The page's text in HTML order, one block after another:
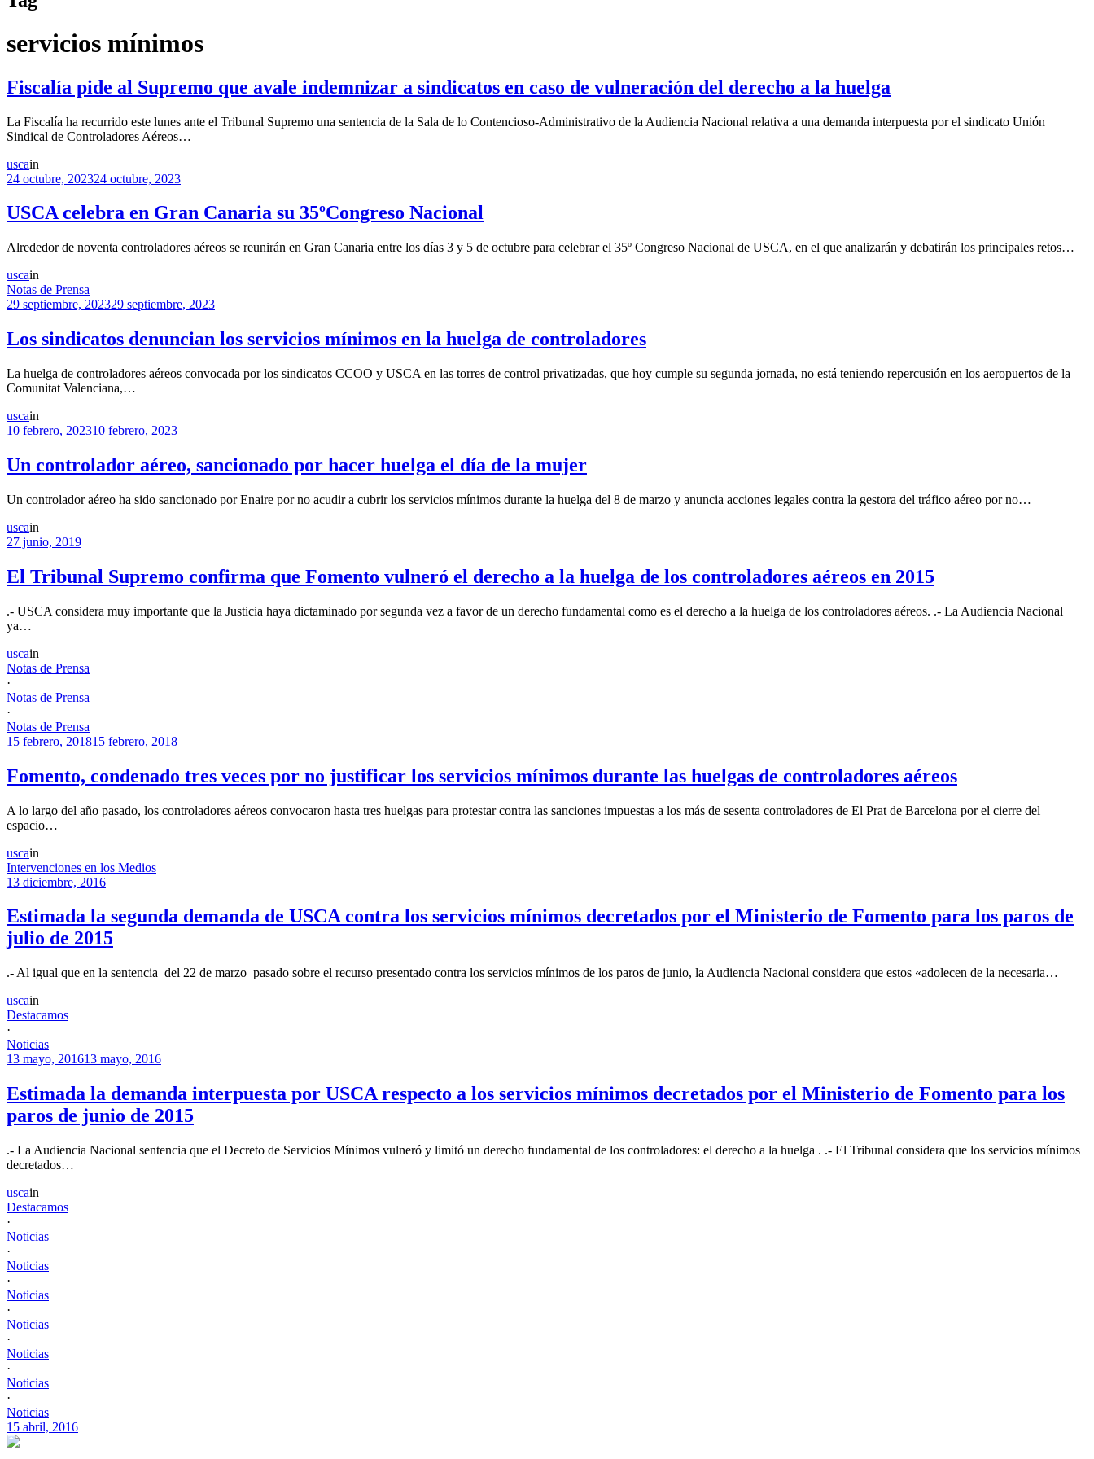
servicios mínimos
Fiscalía pide al Supremo que avale indemnizar a sindicatos en caso de vulneración del derecho a la huelga
La Fiscalía ha recurrido este lunes ante el Tribunal Supremo una sentencia de la Sala de lo Contencioso-Administrativo de la Audiencia Nacional relativa a una demanda interpuesta por el sindicato Unión
Sindical de Controladores Aéreos…
uscain
24 octubre, 202324 octubre, 2023
USCA celebra en Gran Canaria su 35ºCongreso Nacional
Alrededor de noventa controladores aéreos se reunirán en Gran Canaria entre los días 3 y 5 de octubre para celebrar el 35º Congreso Nacional de USCA, en el que analizarán y debatirán los principales retos…
uscain
Notas de Prensa
29 septiembre, 202329 septiembre, 2023
Los sindicatos denuncian los servicios mínimos en la huelga de controladores
La huelga de controladores aéreos convocada por los sindicatos CCOO y USCA en las torres de control privatizadas, que hoy cumple su segunda jornada, no está teniendo repercusión en los aeropuertos de la
Comunitat Valenciana,…
uscain
10 febrero, 202310 febrero, 2023
Un controlador aéreo, sancionado por hacer huelga el día de la mujer
Un controlador aéreo ha sido sancionado por Enaire por no acudir a cubrir los servicios mínimos durante la huelga del 8 de marzo y anuncia acciones legales contra la gestora del tráfico aéreo por no…
uscain
27 junio, 2019
El Tribunal Supremo confirma que Fomento vulneró el derecho a la huelga de los controladores aéreos en 2015
.- USCA considera muy importante que la Justicia haya dictaminado por segunda vez a favor de un derecho fundamental como es el derecho a la huelga de los controladores aéreos. .- La Audiencia Nacional
ya…
uscain
Notas de Prensa
·
Notas de Prensa
·
Notas de Prensa
15 febrero, 201815 febrero, 2018
Fomento, condenado tres veces por no justificar los servicios mínimos durante las huelgas de controladores aéreos
A lo largo del año pasado, los controladores aéreos convocaron hasta tres huelgas para protestar contra las sanciones impuestas a los más de sesenta controladores de El Prat de Barcelona por el cierre del
espacio…
uscain
Intervenciones en los Medios
13 diciembre, 2016
Estimada la segunda demanda de USCA contra los servicios mínimos decretados por el Ministerio de Fomento para los paros de
julio de 2015
.- Al igual que en la sentencia del 22 de marzo pasado sobre el recurso presentado contra los servicios mínimos de los paros de junio, la Audiencia Nacional considera que estos «adolecen de la necesaria…
uscain
Destacamos
·
Noticias
13 mayo, 201613 mayo, 2016
Estimada la demanda interpuesta por USCA respecto a los servicios mínimos decretados por el Ministerio de Fomento para los
paros de junio de 2015
.- La Audiencia Nacional sentencia que el Decreto de Servicios Mínimos vulneró y limitó un derecho fundamental de los controladores: el derecho a la huelga . .- El Tribunal considera que los servicios mínimos
decretados…
uscain
Destacamos
·
Noticias
·
Noticias
·
Noticias
·
Noticias
·
Noticias
·
Noticias
·
Noticias
15 abril, 2016